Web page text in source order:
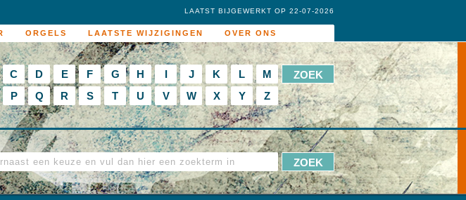
ORGELS LAATSTE WIJZIGINGEN OVER ONS
LAATST BIJGEWERKT OP 22-07-2026
C D E F G H I J K L
M
P Q R S T U V W X Y Z